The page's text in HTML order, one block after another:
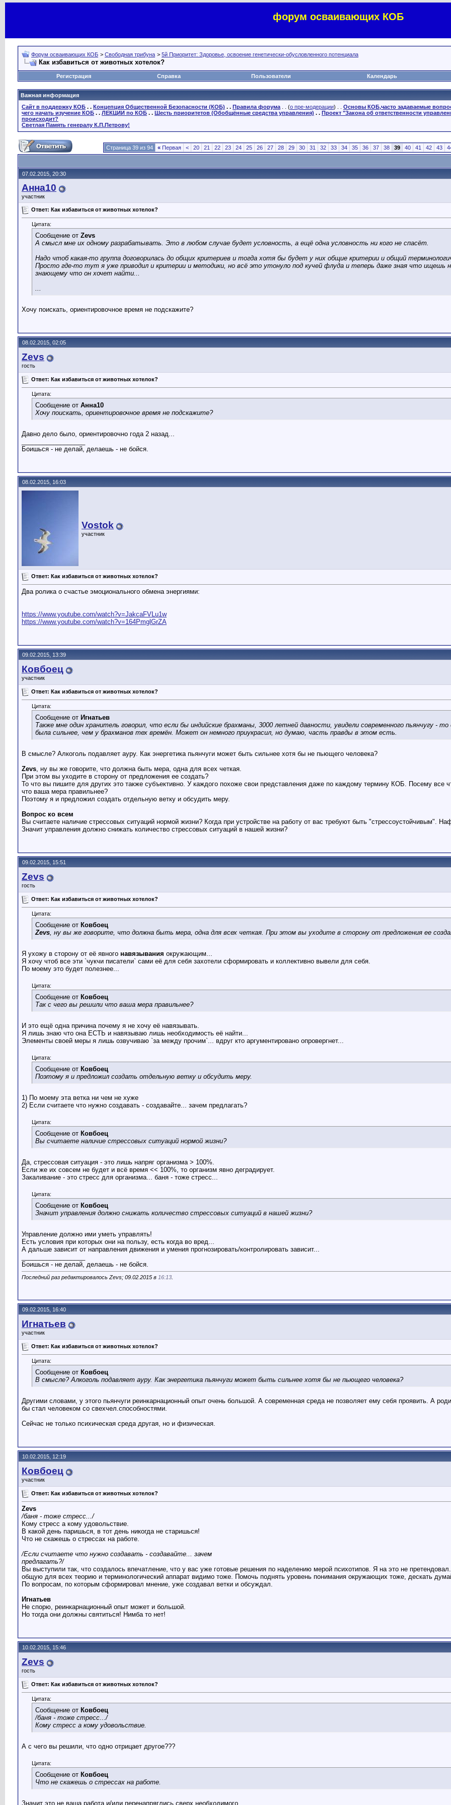
форум осваивающих КОБ
Форум осваивающих КОБ > Свободная трибуна > 5й Приоритет: Здоровье, освоение генетически-обусловленного потенциала
Как избавиться от животных хотелок?
Регистрация Справка Пользователи Календарь
Важная информация
Сайт в поддержку КОБ . . Концепция Общественной Безопасности (КОБ) . . Правила форума . . (о пре-модерации) . . Основы КОБ,часто задаваемые
чего начать изучение КОБ . . ЛЕКЦИИ по КОБ . . Шесть приоритетов (Обобщённые средства управления) . . Проект "Закона об ответственности
происходит?
Светлая Память генералу К.П.Петрову!
Страница 39 из 94 « Первая < 20 21 22 23 24 25 26 27 28 29 30 31 32 33 34 35 36 37 38 39 40 41 42 43
07.02.2015, 20:30
Анна10
участник
Ответ: Как избавиться от животных хотелок?
Цитата:
Сообщение от Zevs
А смысл мне их одному разрабатывать. Это в любом случае будет условность, а ещё одна условность ни кого не спасёт.
Надо чтоб какая-то группа договорилась до общих критериев и тогда хотя бы будет у них общие критерии и общий
Просто где-то тут я уже приводил и критерии и методики, но всё это утонуло под кучей флуда и теперь даже зная что ищешь
знающему что он хочет найти...
...
Хочу поискать, ориентировочное время не подскажите?
08.02.2015, 02:05
Zevs
гость
Ответ: Как избавиться от животных хотелок?
Цитата:
Сообщение от Анна10
Хочу поискать, ориентировочное время не подскажите?
Давно дело было, ориентировочно года 2 назад...
Боишься - не делай, делаешь - не бойся.
08.02.2015, 16:03
Vostok
участник
Ответ: Как избавиться от животных хотелок?
Два ролика о счастье эмоционального обмена энергиями:
https://www.youtube.com/watch?v=JakcaFVLu1w
https://www.youtube.com/watch?v=164PmglGrZA
09.02.2015, 13:39
Ковбоец
участник
Ответ: Как избавиться от животных хотелок?
Цитата:
Сообщение от Игнатьев
Также мне один хранитель говорил, что если бы индийские брахманы, 3000 летней давности, увидели современного пьянчугу -
была сильнее, чем у брахманов тех времён. Может он немного приукрасил, но думаю, часть правды в этом есть.
В смысле? Алкоголь подавляет ауру. Как энергетика пьянчуги может быть сильнее хотя бы не пьющего человека?
Zevs, ну вы же говорите, что должна быть мера, одна для всех четкая.
При этом вы уходите в сторону от предложения ее создать?
То что вы пишите для других это также субъективно. У каждого похоже свои представления даже по каждому термину КОБ. Посему все
что ваша мера правильнее?
Поэтому я и предложил создать отдельную ветку и обсудить меру.
Вопрос ко всем
Вы считаете наличие стрессовых ситуаций нормой жизни? Когда при устройстве на работу от вас требуют быть "стрессоустойчивым".
Значит управления должно снижать количество стрессовых ситуаций в нашей жизни?
09.02.2015, 15:51
Zevs
гость
Ответ: Как избавиться от животных хотелок?
Цитата:
Сообщение от Ковбоец
Zevs, ну вы же говорите, что должна быть мера, одна для всех четкая. При этом вы уходите в сторону от предложения ее
Я ухожу в сторону от её явного навязывания окружающим...
Я хочу чтоб все эти `чукчи писатели` сами её для себя захотели сформировать и коллективно вывели для себя.
По моему это будет полезнее...
Цитата:
Сообщение от Ковбоец
Так с чего вы решили что ваша мера правильнее?
И это ещё одна причина почему я не хочу её навязывать.
Я лишь знаю что она ЕСТЬ и навязываю лишь необходимость её найти...
Элементы своей меры я лишь озвучиваю `за между прочим`... вдруг кто аргументировано опровергнет...
Цитата:
Сообщение от Ковбоец
Поэтому я и предложил создать отдельную ветку и обсудить меру.
1) По моему эта ветка ни чем не хуже
2) Если считаете что нужно создавать - создавайте... зачем предлагать?
Цитата:
Сообщение от Ковбоец
Вы считаете наличие стрессовых ситуаций нормой жизни?
Да, стрессовая ситуация - это лишь напряг организма > 100%.
Если же их совсем не будет и всё время << 100%, то организм явно деградирует.
Закаливание - это стресс для организма... баня - тоже стресс...
Цитата:
Сообщение от Ковбоец
Значит управления должно снижать количество стрессовых ситуаций в нашей жизни?
Управление должно ими уметь управлять!
Есть условия при которых они на пользу, есть когда во вред...
А дальше зависит от направления движения и умения прогнозировать/контролировать зависит...
Боишься - не делай, делаешь - не бойся.
Последний раз редактировалось Zevs; 09.02.2015 в 16:13
09.02.2015, 16:40
Игнатьев
участник
Ответ: Как избавиться от животных хотелок?
Цитата:
Сообщение от Ковбоец
В смысле? Алкоголь подавляет ауру. Как энергетика пьянчуги может быть сильнее хотя бы не пьющего человека?
Другими словами, у этого пьянчуги реинкарнационный опыт очень большой. А современная среда не позволяет ему себя проявить. А
бы стал человеком со свехчел.способностями.
Сейчас не только психическая среда другая, но и физическая.
10.02.2015, 12:19
Ковбоец
участник
Ответ: Как избавиться от животных хотелок?
Zevs
/баня - тоже стресс.../
Кому стресс а кому удовольствие.
В какой день паришься, в тот день никогда не старишься!
Что не скажешь о стрессах на работе.
/Если считаете что нужно создавать - создавайте... зачем
предлагать?/
Вы выступили так, что создалось впечатление, что у вас уже готовые решения по наделению мерой психотипов. Я на это не
общую для всех теорию и терминологический аппарат видимо тоже. Помочь поднять уровень понимания окружающих тоже, дескать
По вопросам, по которым сформировал мнение, уже создавал ветки и обсуждал.
Игнатьев
Не спорю, реинкарнационный опыт может и большой.
Но тогда они должны святиться! Нимба то нет!
10.02.2015, 15:46
Zevs
гость
Ответ: Как избавиться от животных хотелок?
Цитата:
Сообщение от Ковбоец
/баня - тоже стресс.../
Кому стресс а кому удовольствие.
А с чего вы решили, что одно отрицает другое???
Цитата:
Сообщение от Ковбоец
Что не скажешь о стрессах на работе.
Значит это не ваша работа и/или перенапряглись сверх необходимого...